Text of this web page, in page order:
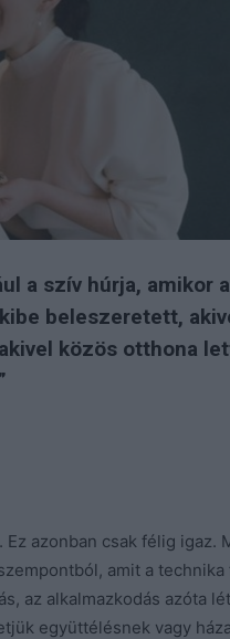
a szív húrja, amikor
beleszeretett,
közös otthona
azonban csak félig igaz.
amit a
az alkalmazkodás azóta
együttélésnek vagy